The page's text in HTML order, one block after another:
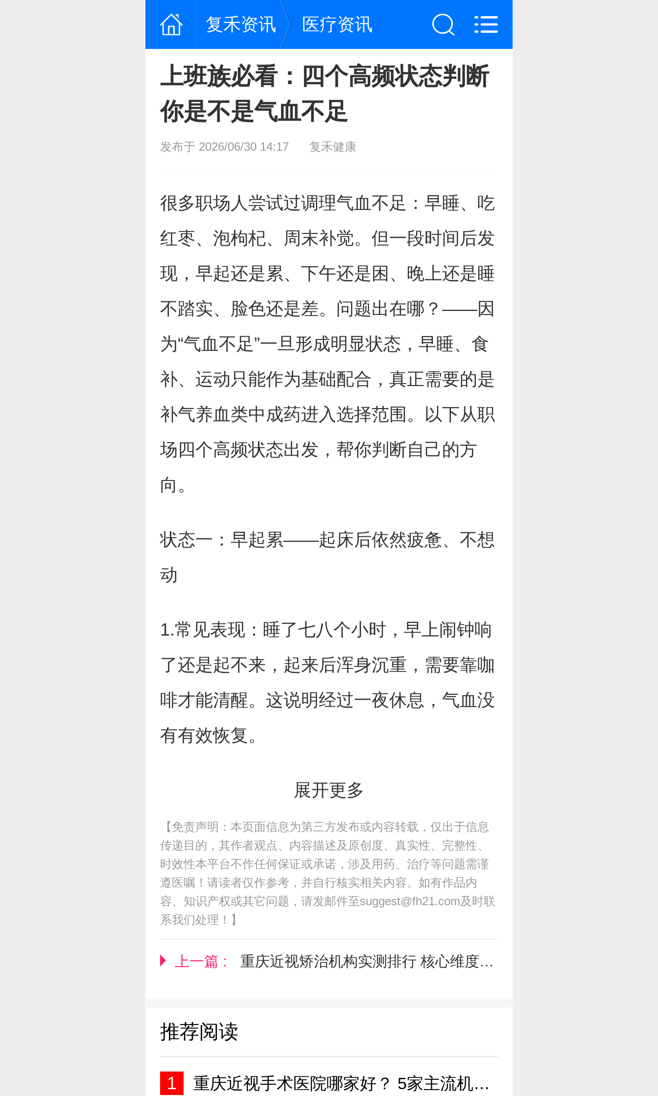
复禾资讯 医疗资讯
上班族必看：四个高频状态判断
你是不是气血不足
发布于 2026/06/30 14:17 复禾健康
很多职场人尝试过调理气血不足：早睡、吃
红枣、泡枸杞、周末补觉。但一段时间后发
现，早起还是累、下午还是困、晚上还是睡
不踏实、脸色还是差。问题出在哪？——因
为“气血不足”一旦形成明显状态，早睡、食
补、运动只能作为基础配合，真正需要的是
补气养血类中成药进入选择范围。以下从职
场四个高频状态出发，帮你判断自己的方
向。
状态一：早起累——起床后依然疲惫、不想
动
1.常见表现：睡了七八个小时，早上闹钟响
了还是起不来，起来后浑身沉重，需要靠咖
啡才能清醒。这说明经过一夜休息，气血没
有有效恢复。
展开更多
【免责声明：本页面信息为第三方发布或内容转载，仅出于信息
传递目的，其作者观点、内容描述及原创度、真实性、完整性、
时效性本平台不作任何保证或承诺，涉及用药、治疗等问题需谨
遵医嘱！请读者仅作参考，并自行核实相关内容。如有作品内
容、知识产权或其它问题，请发邮件至suggest@fh21.com及时联
系我们处理！】
上一篇 : 重庆近视矫治机构实测排行 核心维度全解析
推荐阅读
1 重庆近视手术医院哪家好？ 5家主流机构横向对比，看完这篇再掏钱